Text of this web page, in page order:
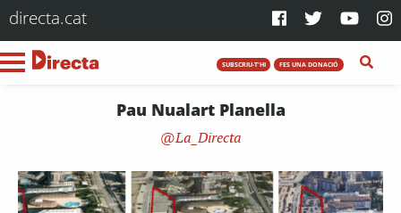
directa.cat
SUBSCRIU-T'HI FES UNA DONACIÓ
Pau Nualart Planella
La_Directa